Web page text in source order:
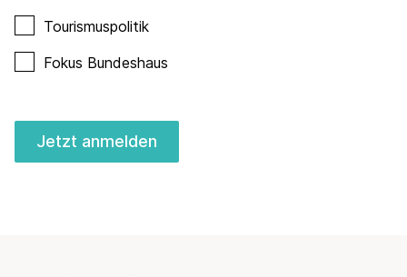
Tourismuspolitik
Fokus Bundeshaus
Jetzt anmelden